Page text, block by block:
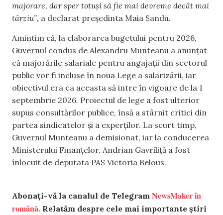
majorare, dar sper totuși să fie mai devreme decât mai
târziu”, a declarat președinta Maia Sandu.
Amintim că, la elaborarea bugetului pentru 2026,
Guvernul condus de Alexandru Munteanu a anunțat
că majorările salariale pentru angajații din sectorul
public vor fi incluse în noua Lege a salarizării, iar
obiectivul era ca aceasta să intre în vigoare de la 1
septembrie 2026. Proiectul de lege a fost ulterior
supus consultărilor publice, însă a stârnit critici din
partea sindicatelor și a experților. La scurt timp,
Guvernul Munteanu a demisionat, iar la conducerea
Ministerului Finanțelor, Andrian Gavriliță a fost
înlocuit de deputata PAS Victoria Belous.
Abonați-vă la canalul de Telegram NewsMaker în
română. Relatăm despre cele mai importante știri